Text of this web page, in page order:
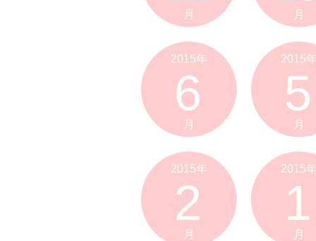
月 月
2015年
6
月
2015
5
月
2015年
2
月
2015
1
月